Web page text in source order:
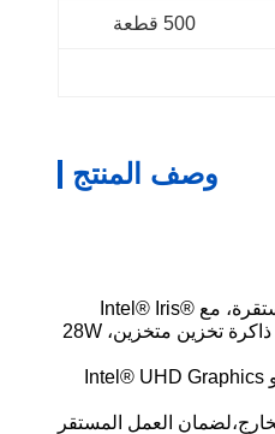
500 قطعة
وصف المنتج
هذا الحاسوب الصغير مجهز بمجموعة من المعالجات بما في ذلك Intel Core i5-7267U و i5-8259U و i7-10610U.28W TDP) يوفر عملية فعالة. ومستهلكة الطاقة المستقرة، مع Intel® Iris®
Plus Graphics 650 لمهمات الرسومات الخفيفة. لمزيد من المهام أو ألعاب الإنترنت الشائعة، Intel Core i5 - 8259U (4 cores، 8 threads، 3.80 GHz max turbo,6MB ذاكرة تخزين متخزين، 28W
بالنسبة للبرمجيات المهنية أو ألعاب 3A ، فإن الحاسوب المصغر مع Intel Core i7 - 10610U (4 cores ، 8 threads ، 4.90 GHz max turbo ، 8MB cache ، 15W TDP) و Intel® UHD Graphics
العمل المستقر